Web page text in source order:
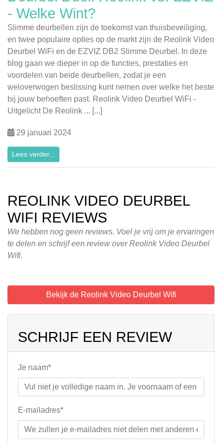
- Welke Wint?
Slimme deurbellen zijn de toekomst van thuisbeveiliging,
en twee populaire opties op de markt zijn de Reolink Video
Deurbel WiFi en de EZVIZ DB2 Slimme Deurbel. In deze
blog gaan we dieper in op de functies, prestaties en
voordelen van beide deurbellen, zodat je een
weloverwogen beslissing kunt nemen over welke het beste
bij jouw behoeften past. Reolink Video Deurbel WiFi -
Uitgelicht De Reolink ... [...]
29 januari 2024
Lees verder...
REOLINK VIDEO DEURBEL
WIFI REVIEWS
We hebben nog geen reviews. Voel je vrij om je ervaringen
te delen en schrijf een review over Reolink Video Deurbel
Wifi.
Bekijk de Reolink Video Deurbel Wifi
SCHRIJF EEN REVIEW
Je naam*
E-mailadres*